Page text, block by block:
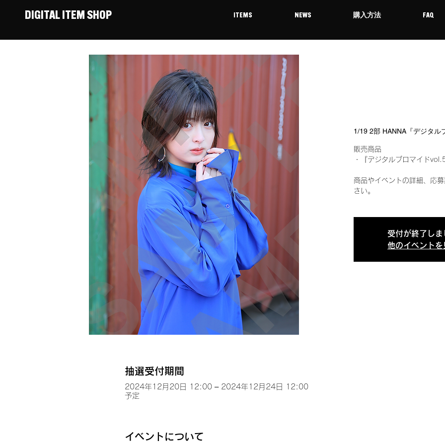
DIGITAL ITEM SHOP ITEMS NEWS 購入方法 FAQ
1/19 2部 HANNA『デジタル
販売商品
・『デジタルブロマイド
商品やイベントの詳細、応
さい。
受付が終了しま
他のイベントを
抽選受付期間
2024年12月20日 12:00 – 2024年12月24日 12:00
予定
イベントについて